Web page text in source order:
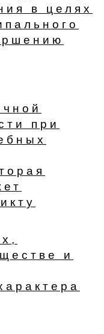
в целях
при
и